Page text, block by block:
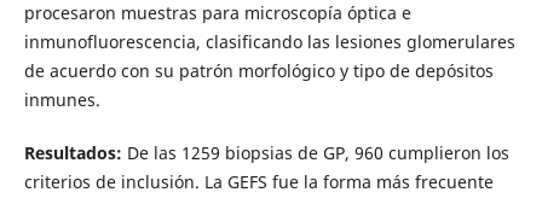
procesaron muestras para microscopía óptica e
inmunofluorescencia, clasificando las lesiones glomerulares
de acuerdo con su patrón morfológico y tipo de depósitos
inmunes.
Resultados: De las 1259 biopsias de GP, 960 cumplieron los
criterios de inclusión. La GEFS fue la forma más frecuente